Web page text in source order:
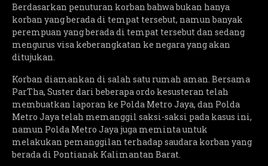
Berdasarkan penuturan korban bahwa bukan hanya
korban yang berada di tempat tersebut, namun banyak
perempuan yang berada di tempat tersebut dan sedang
mengurus visa keberangkatan ke negara yang akan
ditujukan.
Korban diamankan di salah satu rumah aman. Bersama
ParTha, Suster dari beberapa ordo kesusteran telah
membuatkan laporan ke Polda Metro Jaya, dan Polda
Metro Jaya telah memanggil saksi-saksi pada kasus ini,
namun Polda Metro Jaya juga meminta untuk
melakukan pemanggilan terhadap saudara korban yang
berada di Pontianak Kalimantan Barat.